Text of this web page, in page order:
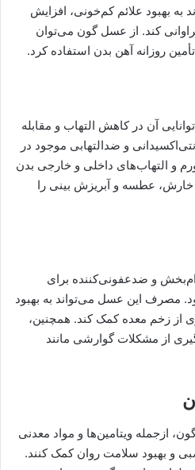
بهبود علائم کم‌خونی، افزایش
کند. از عسل گون می‌توان
روزانه آهن بدن استفاده کرد.
آن در کاهش التهاب و مقابله
و ضدالتهابی موجود در
و التهاب‌های داخلی و خارجی بدن
خارش، عطسه و آبریزش بینی را
و ضدعفونی‌کننده برای
مصرف این عسل می‌تواند به بهبود
از زخم معده کمک کند. همچنین،
از مشکلات گوارشی مانند
ازجمله ویتامین‌ها و مواد معدنی
و بهبود سلامت روان کمک کنند.